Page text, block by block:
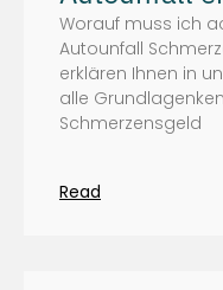
Worauf muss ich
Autounfall
erklären Ihnen in
alle
Schmerzensgeld
Read